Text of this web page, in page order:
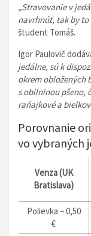
„Stravovanie v
navrhnúť, tak by
študent Tomáš.
Igor Paulovič
jedálne, sú k
okrem obložených
s obilninou pšeno,
raňajkové a
Porovnanie
vo vybraných
Venza (UK
Bratislava)
Polievka – 0,50
€